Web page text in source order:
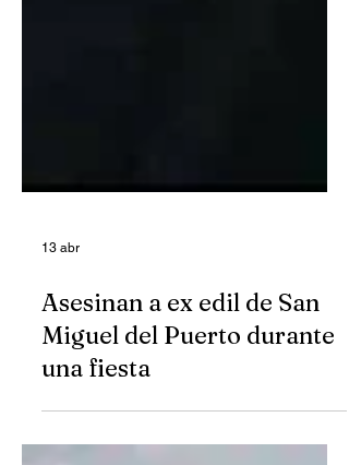
13 abr
Asesinan a ex edil de San
Miguel del Puerto durante
una fiesta